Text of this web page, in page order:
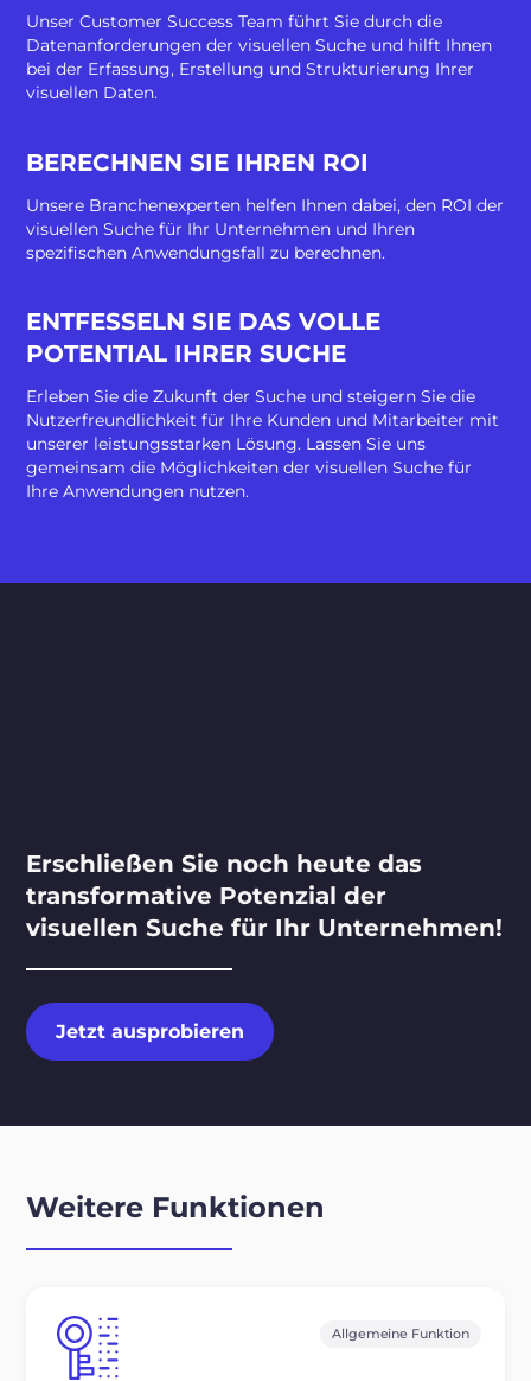
Unser Customer Success Team führt Sie durch die
Datenanforderungen der visuellen Suche und hilft Ihnen
bei der Erfassung, Erstellung und Strukturierung Ihrer
visuellen Daten.
BERECHNEN SIE IHREN ROI
Unsere Branchenexperten helfen Ihnen dabei, den ROI der
visuellen Suche für Ihr Unternehmen und Ihren
spezifischen Anwendungsfall zu berechnen.
ENTFESSELN SIE DAS VOLLE
POTENTIAL IHRER SUCHE
Erleben Sie die Zukunft der Suche und steigern Sie die
Nutzerfreundlichkeit für Ihre Kunden und Mitarbeiter mit
unserer leistungsstarken Lösung. Lassen Sie uns
gemeinsam die Möglichkeiten der visuellen Suche für
Ihre Anwendungen nutzen.
Erschließen Sie noch heute das
transformative Potenzial der
visuellen Suche für Ihr Unternehmen!
Jetzt ausprobieren
Weitere Funktionen
Allgemeine Funktion